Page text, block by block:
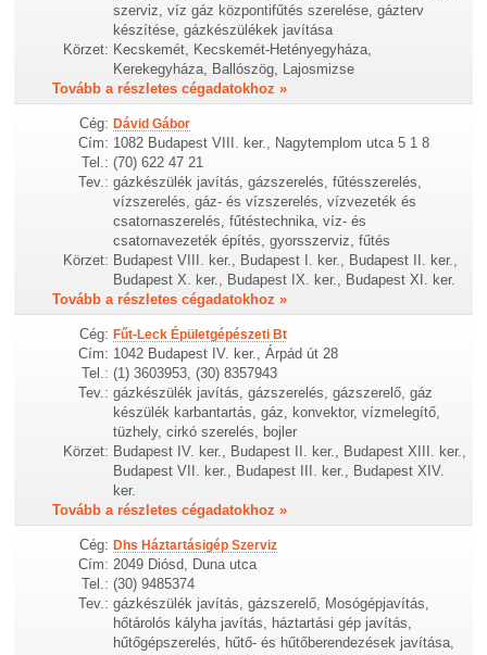
szerviz, víz gáz központifűtés szerelése, gázterv
készítése, gázkészülékek javítása
Körzet: Kecskemét, Kecskemét-Hetényegyháza,
Kerekegyháza, Ballószög, Lajosmizse
Tovább a részletes cégadatokhoz »
Cég: Dávid Gábor
Cím: 1082 Budapest VIII. ker., Nagytemplom utca 5 1 8
Tel.: (70) 622 47 21
Tev.: gázkészülék javítás, gázszerelés, fűtésszerelés,
vízszerelés, gáz- és vízszerelés, vízvezeték és
csatornaszerelés, fűtéstechnika, víz- és
csatornavezeték építés, gyorsszerviz, fűtés
Körzet: Budapest VIII. ker., Budapest I. ker., Budapest II. ker.,
Budapest X. ker., Budapest IX. ker., Budapest XI. ker.
Tovább a részletes cégadatokhoz »
Cég: Fűt-Leck Épületgépészeti Bt
Cím: 1042 Budapest IV. ker., Árpád út 28
Tel.: (1) 3603953, (30) 8357943
Tev.: gázkészülék javítás, gázszerelés, gázszerelő, gáz
készülék karbantartás, gáz, konvektor, vízmelegítő,
tüzhely, cirkó szerelés, bojler
Körzet: Budapest IV. ker., Budapest II. ker., Budapest XIII. ker.,
Budapest VII. ker., Budapest III. ker., Budapest XIV.
ker.
Tovább a részletes cégadatokhoz »
Cég: Dhs Háztartásigép Szerviz
Cím: 2049 Diósd, Duna utca
Tel.: (30) 9485374
Tev.: gázkészülék javítás, gázszerelő, Mosógépjavítás,
hőtárolós kályha javítás, háztartási gép javítás,
hűtőgépszerelés, hűtő- és hűtőberendezések javítása,